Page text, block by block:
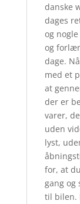
danske
dages
og
og
dage.
med et
at
der er
varer,
uden
lyst,
for, at
gang og
til bilen.